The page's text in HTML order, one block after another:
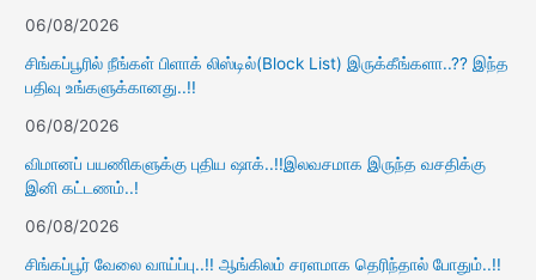
06/08/2026
சிங்கப்பூரில் நீங்கள் பிளாக் லிஸ்டில்(Block List) இருக்கீங்களா..?? இந்த
பதிவு உங்களுக்கானது..!!
06/08/2026
விமானப் பயணிகளுக்கு புதிய ஷாக்..!!இலவசமாக இருந்த வசதிக்கு
இனி கட்டணம்..!
06/08/2026
சிங்கப்பூர் வேலை வாய்ப்பு..!! ஆங்கிலம் சரளமாக தெரிந்தால் போதும்..!!